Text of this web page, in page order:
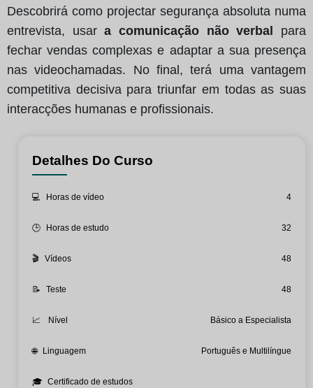
Descobrirá como projectar segurança absoluta numa
entrevista, usara comunicação não verbal
para
fechar vendas complexas e adaptar a sua presença
nas videochamadas. No final, terá uma vantagem
competitiva decisiva para triunfar em todas as suas
interacções humanas e profissionais.
Detalhes Do Curso
💻 Horas de vídeo 4
🕒 Horas de estudo 32
🎬 Vídeos 48
📝 Teste 48
📈 Nível Básico a Especialista
🌐 Linguagem Português e Multilíngue
🎓 Certificado de estudos